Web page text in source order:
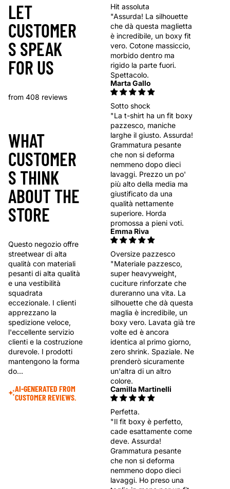
LET
CUSTOMER
S SPEAK
FOR US
from 408 reviews
Hit assoluta
"Assurda! La silhouette
che dà questa maglietta
è incredibile, un boxy fit
vero. Cotone massiccio,
morbido dentro ma
rigido la parte fuori.
Spettacolo.
Marta Gallo
Sotto shock
"La t-shirt ha un fit boxy
pazzesco, maniche
larghe il giusto. Assurda!
Grammatura pesante
che non si deforma
nemmeno dopo dieci
lavaggi. Prezzo un po'
più alto della media ma
giustificato da una
qualità nettamente
superiore. Horda
promossa a pieni voti.
Emma Riva
Oversize pazzesco
"Materiale pazzesco,
super heavyweight,
cuciture rinforzate che
dureranno una vita. La
silhouette che dà questa
maglia è incredibile, un
boxy vero. Lavata già tre
volte ed è ancora
identica al primo giorno,
zero shrink. Spaziale. Ne
prenderò sicuramente
un'altra di un altro
colore.
Camilla Martinelli
Perfetta.
"Il fit boxy è perfetto,
cade esattamente come
deve. Assurda!
Grammatura pesante
che non si deforma
nemmeno dopo dieci
lavaggi. Ho preso una
WHAT
CUSTOMER
S THINK
ABOUT THE
STORE
Questo negozio offre
streetwear di alta
qualità con materiali
pesanti di alta qualità
e una vestibilità
squadrata
eccezionale. I clienti
apprezzano la
spedizione veloce,
l'eccellente servizio
clienti e la costruzione
durevole. I prodotti
mantengono la forma
do...
AI-GENERATED FROM
CUSTOMER REVIEWS.